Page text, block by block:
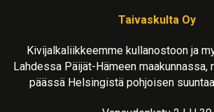
Taivaskulta Oy
Kivijalkaliikkeemme kullanostoon ja
Lahdessa Päijät-Hämeen maakunnassa,
päässä Helsingistä pohjoisen